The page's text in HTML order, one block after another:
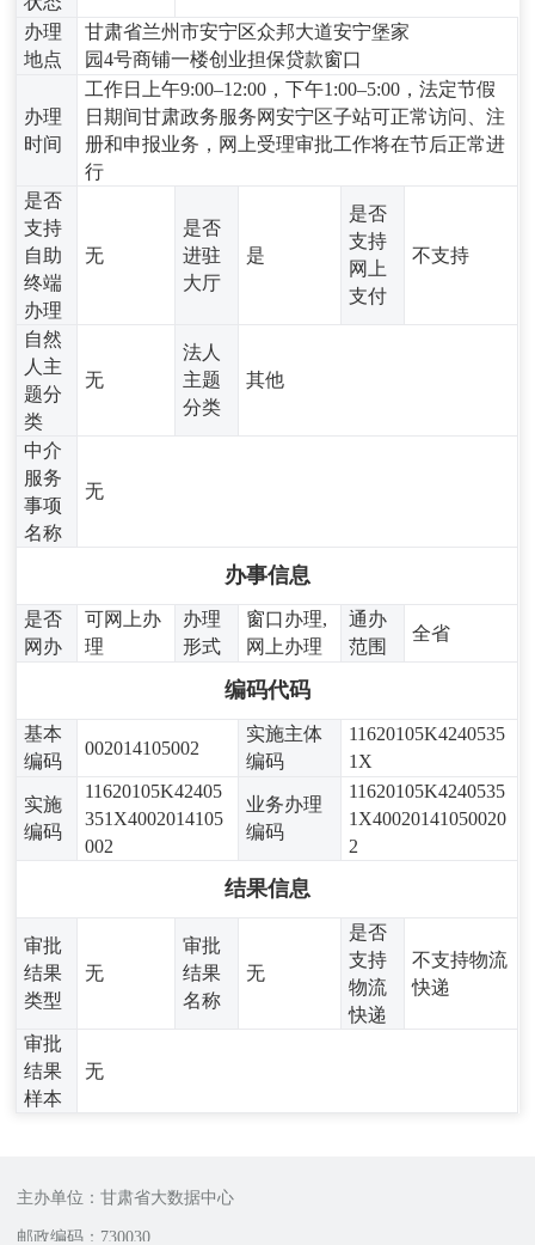
办理
地点
甘肃省兰州市安宁区众邦大道安宁堡家
园4号商铺一楼创业担保贷款窗口
办理
时间
工作日上午9:00–12:00，下午1:00–5:00，法定节假
日期间甘肃政务服务网安宁区子站可正常访问、注
册和申报业务，网上受理审批工作将在节后正常进
行
是否
支持
自助
终端
办理
无
是否
进驻
大厅
是
是否
支持
网上
支付
不支持
自然
人主
题分
类
无
法人
主题
分类
其他
中介
服务
事项
名称
无
办事信息
是否
网办
可网上办
理
办理
形式
窗口办理,
网上办理
通办
范围
全省
编码代码
基本
编码
002014105002
实施主体
编码
11620105K4240535
1X
实施
编码
11620105K42405
351X4002014105
002
业务办理
编码
11620105K4240535
1X40020141050020
2
结果信息
审批
结果
类型
无
审批
结果
名称
无
是否
支持
物流
快递
不支持物流
快递
审批
结果
样本
无
主办单位：甘肃省大数据中心
邮政编码：730030